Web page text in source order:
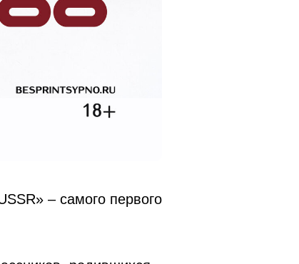
– самого первого